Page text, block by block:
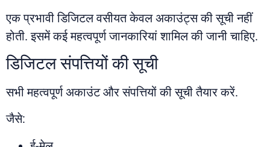
एक प्रभावी डिजिटल वसीयत केवल अकाउंट्स की सूची नहीं
होती. इसमें कई महत्वपूर्ण जानकारियां शामिल की जानी चाहिए.
डिजिटल संपत्तियों की सूची
सभी महत्वपूर्ण अकाउंट और संपत्तियों की सूची तैयार करें.
जैसे: